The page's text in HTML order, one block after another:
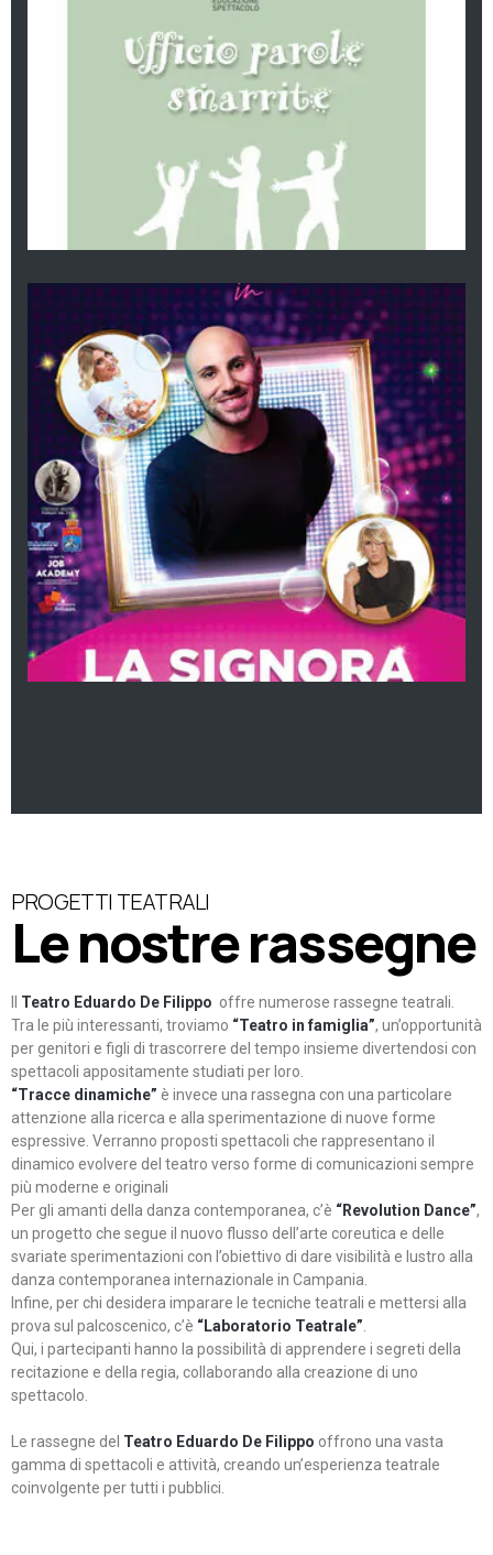
PROGETTI TEATRALI
Le nostre rassegne
Teatro Eduardo De Filippo offre numerose rassegne teatrali.
Tra le più interessanti, troviamo “Teatro in famiglia”, un’opportunità
per genitori e figli di trascorrere del tempo insieme divertendosi con
spettacoli appositamente studiati per loro.
“Tracce dinamiche” è invece una rassegna con una particolare
attenzione alla ricerca e alla sperimentazione di nuove forme
espressive. Verranno proposti spettacoli che rappresentano il
dinamico evolvere del teatro verso forme di comunicazioni sempre
più moderne e originali
Per gli amanti della danza contemporanea, c’è “Revolution Dance”,
un progetto che segue il nuovo flusso dell’arte coreutica e delle
svariate sperimentazioni con l’obiettivo di dare visibilità e lustro alla
danza contemporanea internazionale in Campania.
Infine, per chi desidera imparare le tecniche teatrali e mettersi alla
prova sul palcoscenico, c’è “Laboratorio Teatrale”
Qui, i partecipanti hanno la possibilità di apprendere i segreti della
recitazione e della regia, collaborando alla creazione di uno
spettacolo.
Le rassegne del Teatro Eduardo De Filippo offrono una vasta
gamma di spettacoli e attività, creando un’esperienza teatrale
coinvolgente per tutti i pubblici.